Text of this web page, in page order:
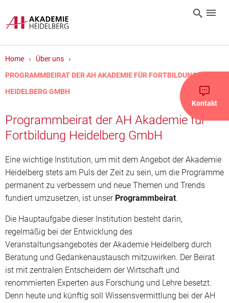
Kontakt
Home
Über uns
PROGRAMMBEIRAT DER AH AKADEMIE FÜR FORTBILDUNG
HEIDELBERG GMBH
Programmbeirat der AH Akademie für
Fortbildung Heidelberg GmbH
Eine wichtige Institution, um mit dem Angebot der Akademie
Heidelberg stets am Puls der Zeit zu sein, um die Programme
permanent zu verbessern und neue Themen und Trends
fundiert umzusetzen, ist unser Programmbeirat.
Die Hauptaufgabe dieser Institution besteht darin,
regelmäßig bei der Entwicklung des
Veranstaltungsangebotes der Akademie Heidelberg durch
Beratung und Gedankenaustausch mitzuwirken. Der Beirat
ist mit zentralen Entscheidern der Wirtschaft und
renommierten Experten aus Forschung und Lehre besetzt.
Denn heute und künftig soll Wissensvermittlung bei der AH